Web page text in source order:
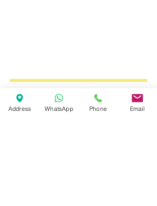
Marcas
Address WhatsApp Phone Email